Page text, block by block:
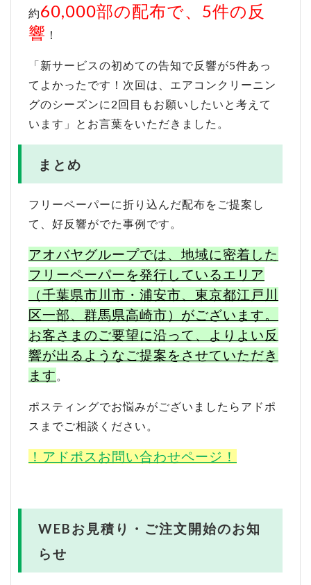
約60,000部の配布で、5件の反
響 ！
「新サービスの初めての告知で反響が5件あっ
てよかったです！次回は、エアコンクリーニン
グのシーズンに2回目もお願いしたいと考えて
います」とお言葉をいただきました。
まとめ
フリーペーパーに折り込んだ配布をご提案し
て、好反響がでた事例です。
アオバヤグループでは、地域に密着した
フリーペーパーを発行しているエリア
（千葉県市川市・浦安市、東京都江戸川
区一部、群馬県高崎市）がございます。
お客さまのご要望に沿って、よりよい反
響が出るようなご提案をさせていただき
ます 。
ポスティングでお悩みがございましたらアドポ
スまでご相談ください。
！アドポスお問い合わせページ！
WEBお見積り・ご注文開始のお知
らせ